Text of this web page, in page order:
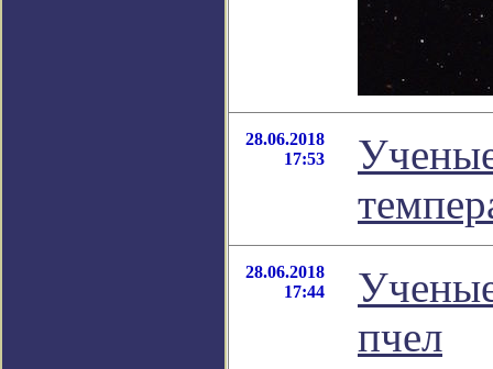
28.06.2018
17:53
28.06.2018
17:44
пчел